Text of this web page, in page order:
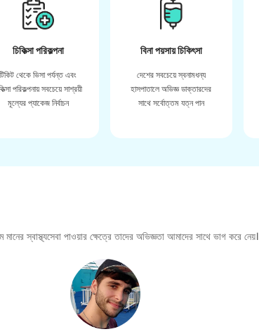
চিকিত্সা পরিকল্পনা
টিকিট থেকে ভিসা পর্যন্ত এবং
পরিকল্পনায় সবচেয়ে সাশ্রয়ী
মূল্যের প্যাকেজ নির্বাচন
বিনা পয়সায় চিকিৎসা
দেশের সবচেয়ে স্বনামধন্য
হাসপাতালে অভিজ্ঞ ডাক্তারদের
সাথে সর্বোত্তম যত্ন পান
স্বাস্থ্যসেবা পাওয়ার ক্ষেত্রে তাদের অভিজ্ঞতা আমাদের সাথে ভাগ করে নেয়।